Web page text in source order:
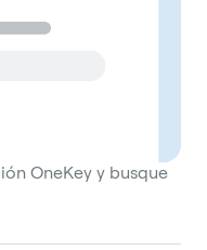
OneKey y busque